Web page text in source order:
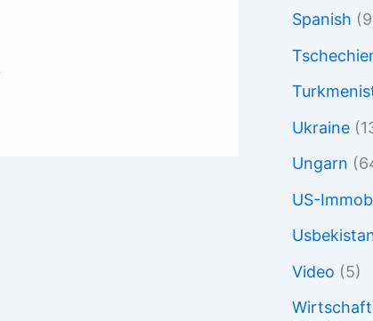
Spanish
Ukraine
Ungarn
US-
Video (5)